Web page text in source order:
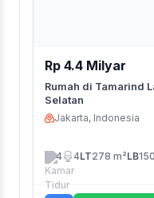
Rp 4.4 Milyar
Rumah di Tamarind
Selatan
Jakarta, Indonesia
4 4LT278 m²LB